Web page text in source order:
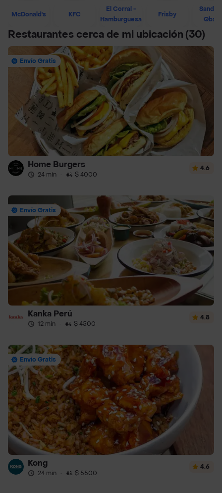
McDonald's KFC
El Corral -
Hamburguesa
Frisby
Restaurantes cerca de mi ubicación (30)
Envío Gratis
Home Burgers
24 min · $ 4000
4.6
Envío Gratis
Kanka Perú
12 min · $ 4500
4.8
Envío Gratis
Kong
24 min · $ 5500
4.6